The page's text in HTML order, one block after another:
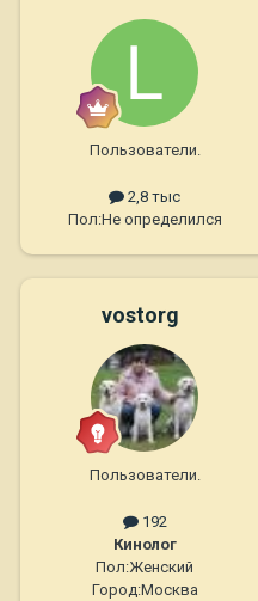
Пользователи.
2,8 тыс
Пол:Не определился
vostorg
Пользователи.
192
Кинолог
Пол:Женский
Город:Москва